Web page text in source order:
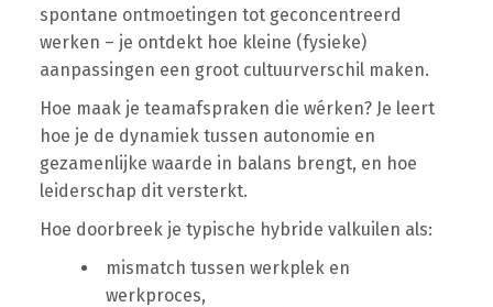
spontane ontmoetingen tot geconcentreerd
werken – je ontdekt hoe kleine (fysieke)
aanpassingen een groot cultuurverschil maken.
Hoe maak je teamafspraken die wérken? Je leert
hoe je de dynamiek tussen autonomie en
gezamenlijke waarde in balans brengt, en hoe
leiderschap dit versterkt.
Hoe doorbreek je typische hybride valkuilen als:
mismatch tussen werkplek en
werkproces,